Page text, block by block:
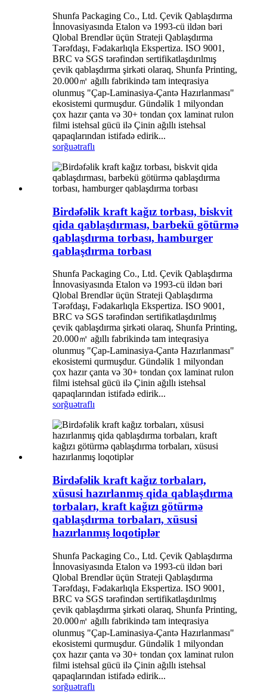
Shunfa Packaging Co., Ltd. Çevik Qablaşdırma
İnnovasiyasında Etalon və 1993-cü ildən bəri
Qlobal Brendlər üçün Strateji Qablaşdırma
Tərəfdaşı, Fədakarlıqla Ekspertiza. ISO 9001,
BRC və SGS tərəfindən sertifikatlaşdırılmış
çevik qablaşdırma şirkəti olaraq, Shunfa Printing,
20.000㎡ ağıllı fabrikində tam inteqrasiya
olunmuş "Çap-Laminasiya-Çantə Hazırlanması"
ekosistemi qurmuşdur. Gündəlik 1 milyondan
çox hazır çanta və 30+ tondan çox laminat rulon
filmi istehsal gücü ilə Çinin ağıllı istehsal
qapaqlarından istifadə edirik...
sorğuətraflı
Birdəfəlik kraft kağız torbası, biskvit
qida qablaşdırması, barbekü götürmə
qablaşdırma torbası, hamburger
qablaşdırma torbası
Shunfa Packaging Co., Ltd. Çevik Qablaşdırma
İnnovasiyasında Etalon və 1993-cü ildən bəri
Qlobal Brendlər üçün Strateji Qablaşdırma
Tərəfdaşı, Fədakarlıqla Ekspertiza. ISO 9001,
BRC və SGS tərəfindən sertifikatlaşdırılmış
çevik qablaşdırma şirkəti olaraq, Shunfa Printing,
20.000㎡ ağıllı fabrikində tam inteqrasiya
olunmuş "Çap-Laminasiya-Çantə Hazırlanması"
ekosistemi qurmuşdur. Gündəlik 1 milyondan
çox hazır çanta və 30+ tondan çox laminat rulon
filmi istehsal gücü ilə Çinin ağıllı istehsal
qapaqlarından istifadə edirik...
sorğuətraflı
Birdəfəlik kraft kağız torbaları,
xüsusi hazırlanmış qida qablaşdırma
torbaları, kraft kağızı götürmə
qablaşdırma torbaları, xüsusi
hazırlanmış loqotiplər
Shunfa Packaging Co., Ltd. Çevik Qablaşdırma
İnnovasiyasında Etalon və 1993-cü ildən bəri
Qlobal Brendlər üçün Strateji Qablaşdırma
Tərəfdaşı, Fədakarlıqla Ekspertiza. ISO 9001,
BRC və SGS tərəfindən sertifikatlaşdırılmış
çevik qablaşdırma şirkəti olaraq, Shunfa Printing,
20.000㎡ ağıllı fabrikində tam inteqrasiya
olunmuş "Çap-Laminasiya-Çantə Hazırlanması"
ekosistemi qurmuşdur. Gündəlik 1 milyondan
çox hazır çanta və 30+ tondan çox laminat rulon
filmi istehsal gücü ilə Çinin ağıllı istehsal
qapaqlarından istifadə edirik...
sorğuətraflı